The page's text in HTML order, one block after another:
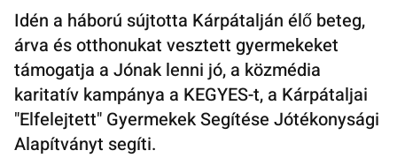
Idén a háború sújtotta Kárpátalján élő beteg,
árva és otthonukat vesztett gyermekeket
támogatja a Jónak lenni jó, a közmédia
karitatív kampánya a KEGYES-t, a Kárpátaljai
"Elfelejtett" Gyermekek Segítése Jótékonysági
Alapítványt segíti.